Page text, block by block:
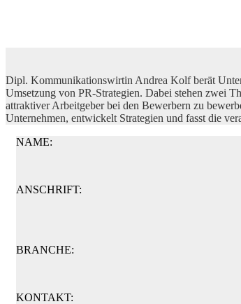
Dipl. Kommunikationswirtin Andrea Kolf berät
Umsetzung von PR-Strategien. Dabei stehen zwei
attraktiver Arbeitgeber bei den Bewerbern zu
Unternehmen, entwickelt Strategien und fasst die
NAME:
ANSCHRIFT:
BRANCHE:
KONTAKT: